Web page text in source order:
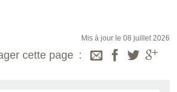
Mis à jour le 08 juillet 2026
cette page